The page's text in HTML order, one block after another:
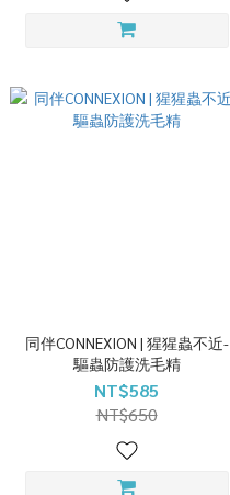
同伴CONNEXION | 猩猩蟲不近-
驅蟲防護洗毛精
NT$585
NT$650